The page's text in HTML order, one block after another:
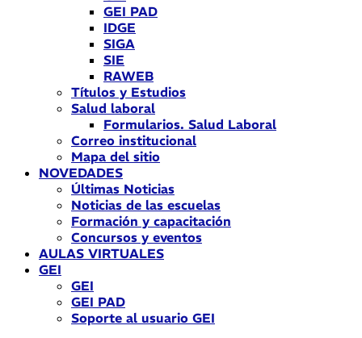
GEI PAD
IDGE
SIGA
SIE
RAWEB
Títulos y Estudios
Salud laboral
Formularios. Salud Laboral
Correo institucional
Mapa del sitio
NOVEDADES
Últimas Noticias
Noticias de las escuelas
Formación y capacitación
Concursos y eventos
AULAS VIRTUALES
GEI
GEI
GEI PAD
Soporte al usuario GEI